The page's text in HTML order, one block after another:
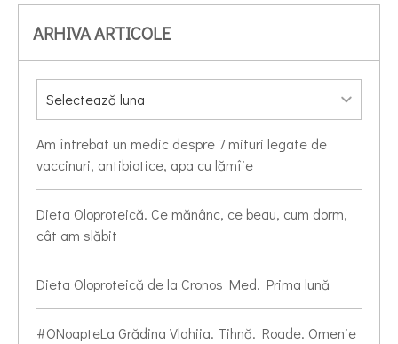
ARHIVA ARTICOLE
Am întrebat un medic despre 7 mituri legate de
vaccinuri, antibiotice, apa cu lămîie
Dieta Oloproteică. Ce mănânc, ce beau, cum dorm,
cât am slăbit
Dieta Oloproteică de la Cronos Med. Prima lună
#ONoapteLa Grădina Vlahiia. Tihnă. Roade. Omenie